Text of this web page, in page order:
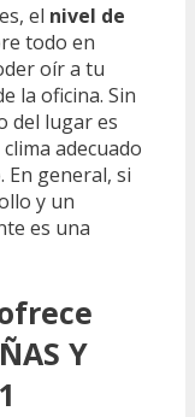
el nivel de
todo en
oír a tu
la oficina. Sin
del lugar es
adecuado
general, si
y un
es una
Y